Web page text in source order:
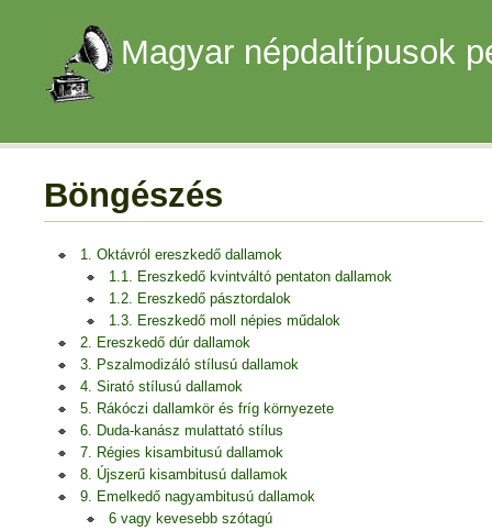
Magyar népdaltípusok
Böngészés
1. Oktávról ereszkedő dallamok
1.1. Ereszkedő kvintváltó pentaton dallamok
1.2. Ereszkedő pásztordalok
1.3. Ereszkedő moll népies műdalok
2. Ereszkedő dúr dallamok
3. Pszalmodizáló stílusú dallamok
4. Sirató stílusú dallamok
5. Rákóczi dallamkör és fríg környezete
6. Duda-kanász mulattató stílus
7. Régies kisambitusú dallamok
8. Újszerű kisambitusú dallamok
9. Emelkedő nagyambitusú dallamok
6 vagy kevesebb szótagú